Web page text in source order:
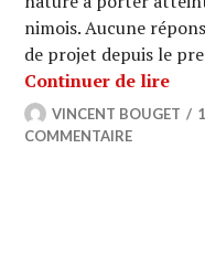
nimois. Aucune
de projet depuis le
Continuer de lire«
VINCENT BOUGET
COMMENTAIRE